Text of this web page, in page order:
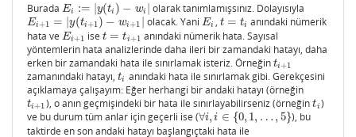
Burada Ei := y(ti ) − wi
Ei:= |y( )−wi| olarak tanımlamışsınız. Dolayısıyla
Ei+1 = |y(ti+1) − wi+1
Ei+1= |y i+1)−wi+ 1| olacak. YaniEi
Ei , t = ti
t=ti
anındaki nümerik
hata ve Ei+1
Ei+1 iset = ti+1
t=ti+1
anındaki nümerik hata. Sayısal
yöntemlerin hata analizlerinde daha ileri bir zamandaki hatayı, daha
erken bir zamandaki hata ile sınırlamak isteriz. Örneğin ti+1
ti+1
zamanındaki hatayı, ti
ti anındaki hata ile sınırlamak gibi. Gerekçesini
açıklamaya çalışayım: Eğer herhangi bir andaki hatayı (örneğin
ti+1
ti+1), o anın geçmişindeki bir hata ile sınırlayabilirseniz (örneğinti
ti )
ve bu durum tüm anlar için geçerli ise (∀i, i ∈ {0, 1, … , 5}
∀i,i∈ {0 1,… 5}
), bu
taktirde en son andaki hatayı başlangıçtaki hata ile